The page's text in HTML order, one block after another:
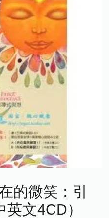
的微笑：引
文4CD）